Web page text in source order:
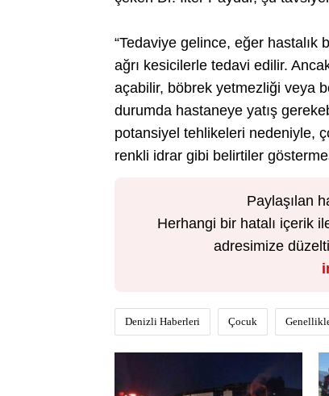
“Tedaviye gelince, eğer
ağrı kesicilerle tedavi edilir.
açabilir, böbrek yetmezliği veya
durumda hastaneye yatış
potansiyel tehlikeleri nedeniyle,
renkli idrar gibi belirtiler
Paylaşılan
Herhangi bir hatalı içerik
adresimize
Denizli Haberleri Çocuk